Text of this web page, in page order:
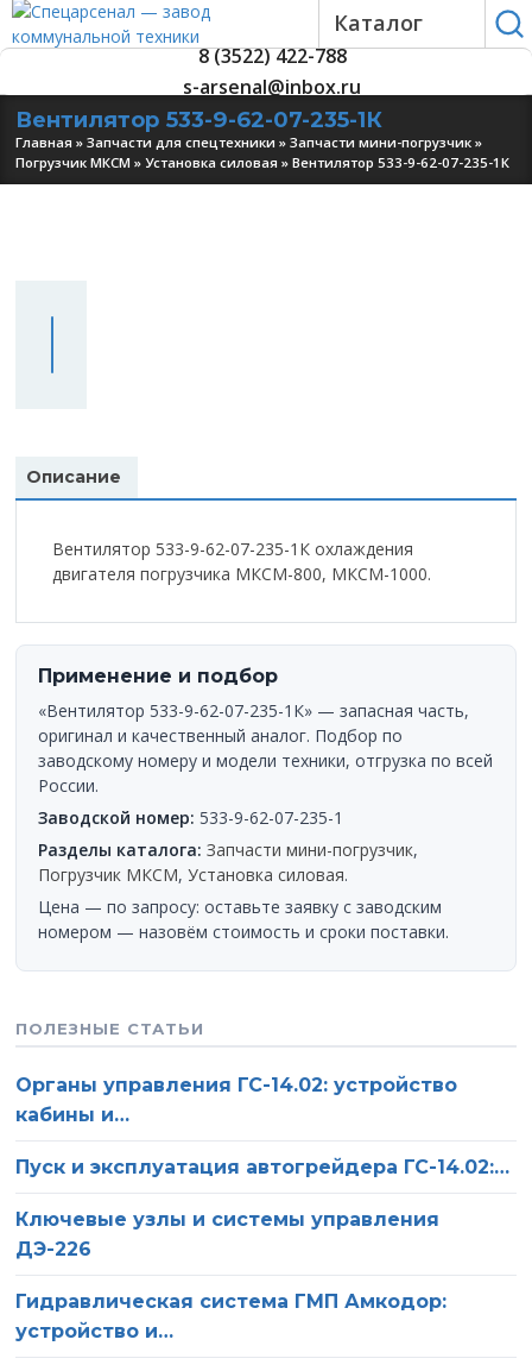
Каталог
8 (3522) 422-788
s-arsenal@inbox.ru
Вентилятор 533-9-62-07-235-1К
Главная »Запчасти для спецтехники »Запчасти мини-погрузчик »
Погрузчик МКСМ »Установка силовая »Вентилятор 533-9-62-07-235-1К
Описание
Вентилятор 533-9-62-07-235-1К охлаждения
двигателя погрузчика МКСМ-800, МКСМ-1000.
Применение и подбор
«Вентилятор 533-9-62-07-235-1К» — запасная часть,
оригинал и качественный аналог. Подбор по
заводскому номеру и модели техники, отгрузка по всей
России.
Заводской номер: 533-9-62-07-235-1
Разделы каталога: Запчасти мини-погрузчик,
Погрузчик МКСМ,Установка силовая.
Цена — по запросу: оставьте заявку с заводским
номером — назовём стоимость и сроки поставки.
ПОЛЕЗНЫЕ СТАТЬИ
Органы управления ГС-14.02: устройство
кабины и…
Пуск и эксплуатация автогрейдера ГС-14.02:…
Ключевые узлы и системы управления
ДЭ-226
Гидравлическая система ГМП Амкодор:
устройство и…